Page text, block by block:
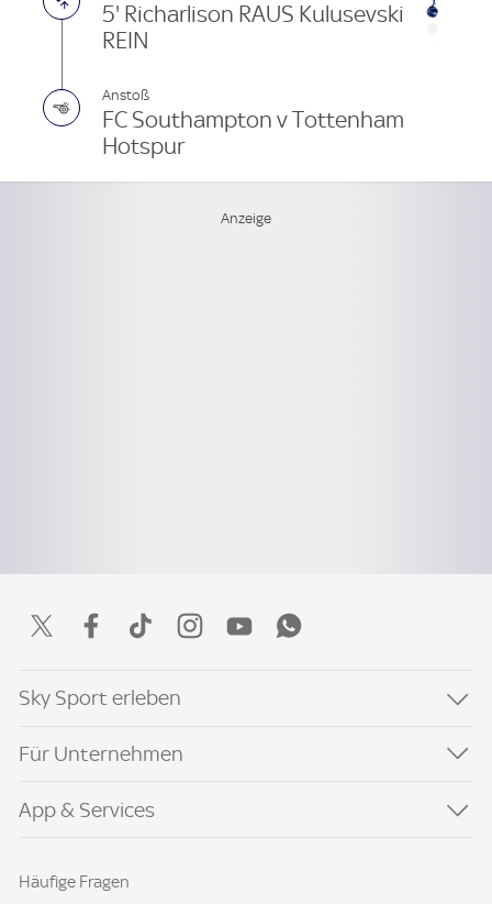
5' Richarlison RAUS Kulusevski
REIN
Anstoß
FC Southampton v Tottenham
Hotspur
Sky Sport erleben
Für Unternehmen
App & Services
Häufige Fragen